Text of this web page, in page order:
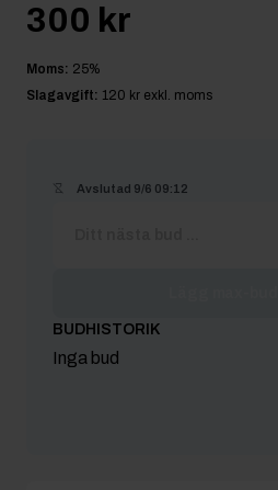
300 kr
Moms: 25%
Slagavgift: 120 kr exkl. moms
Avslutad 9/6 09:12
BUDHISTORIK
Inga bud